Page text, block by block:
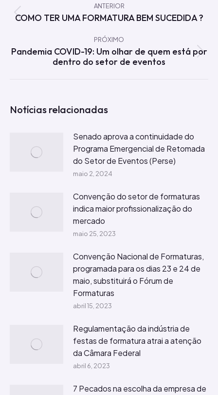
de
post:
ANTERIOR
Post
COMO TER UMA FORMATURA BEM SUCEDIDA ?
PRÓXIMO
Próximo
Pandemia COVID-19: Um olhar de quem está por
dentro do setor de eventos
Notícias relacionadas
Senado aprova a continuidade do
Programa Emergencial de Retomada
do Setor de Eventos (Perse)
maio 2, 2024
Convenção do setor de formaturas
indica maior profissionalização do
mercado
maio 25, 2023
Convenção Nacional de Formaturas,
programada para os dias 23 e 24 de
maio, substituirá o Fórum de
Formaturas
abril 15, 2023
Regulamentação da indústria de
festas de formatura atrai a atenção
da Câmara Federal
abril 6, 2023
7 Pecados na escolha da empresa de